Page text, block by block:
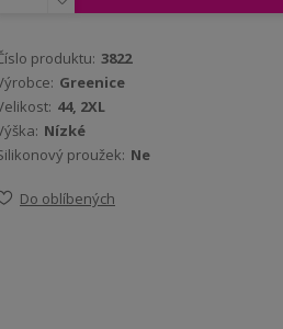
produktu: 3822
Greenice
44, 2XL
Nízké
proužek: Ne
Do oblíbených